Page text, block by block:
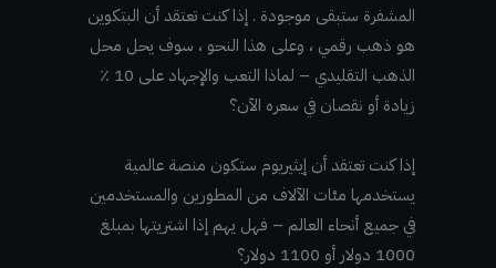
المشفرة ستبقى موجودة . إذا كنت تعتقد أن البتكوين
هو ذهب رقمي ، وعلى هذا النحو ، سوف يحل محل
الذهب التقليدي – لماذا التعب والإجهاد على 10 ٪
زيادة أو نقصان في سعره الآن؟
إذا كنت تعتقد أن إيثيريوم ستكون منصة عالمية
يستخدمها مئات الآلاف من المطورين والمستخدمين
في جميع أنحاء العالم – فهل يهم إذا اشتريتها بمبلغ
1000 دولار أو 1100 دولار؟